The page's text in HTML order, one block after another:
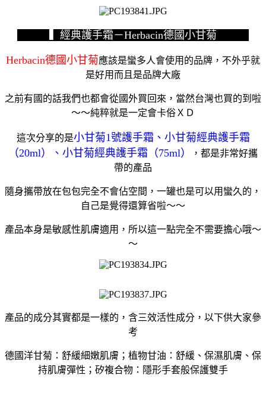
▍經典護手霜－Herbacin德國小甘菊
Herbacin德國小甘菊應該是蠻多人會使用的品牌，不外乎就
是好用而且是品牌大廠
之前有國的話我們也都會從國外買回來，當然台灣也買的到啦
～～純粹就是一定會卡俗ＸＤ
這次分享的是小甘菊1號護手霜、小甘菊經典護手霜
（20ml）、小甘菊經典護手霜（75ml）
，都是非常好攜
帶的產品
隨身攜帶放在包包完全不會佔空間，一罐也是可以用蠻久的，
自己是覺得還算省啦～～
產品本身是敏感性肌膚適用，所以這一點完全不需要擔心哦～
～
產品的成分其實都是一樣的，含三效活性成分，以下供大家參
考
德國洋甘菊：舒緩細嫩肌膚；植物甘油：舒緩、保濕肌膚、保
持肌膚彈性；矽複合物：隱形手套般保護雙手